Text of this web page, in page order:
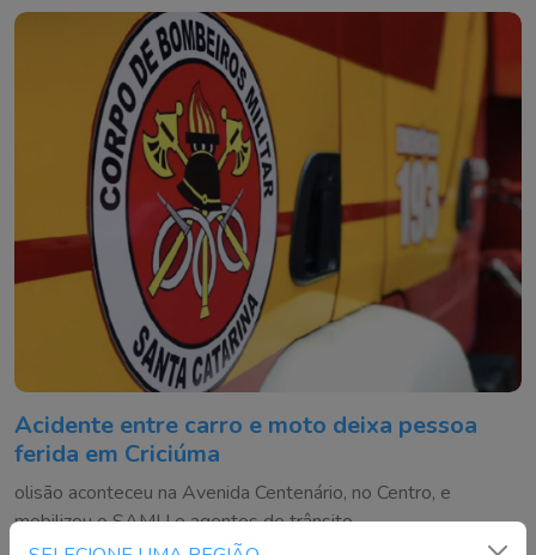
Acidente entre carro e moto deixa pessoa
ferida em Criciúma
olisão aconteceu na Avenida Centenário, no Centro, e
mobilizou o SAMU e agentes de trânsito